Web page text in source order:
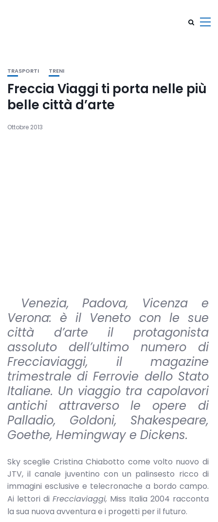
TRASPORTI TRENI
Freccia Viaggi ti porta nelle più
belle città d’arte
Ottobre 2013
Venezia, Padova, Vicenza e
Verona: è il Veneto con le sue
città d’arte il protagonista
assoluto dell’ultimo numero di
Frecciaviaggi, il magazine
trimestrale di Ferrovie dello Stato
Italiane. Un viaggio tra capolavori
antichi attraverso le opere di
Palladio, Goldoni, Shakespeare,
Goethe, Hemingway e Dickens.
Sky sceglie Cristina Chiabotto come volto nuovo di
JTV, il canale juventino con un palinsesto ricco di
immagini esclusive e telecronache a bordo campo.
Ai lettori di Frecciaviaggi, Miss Italia 2004 racconta
la sua nuova avventura e i progetti per il futuro.